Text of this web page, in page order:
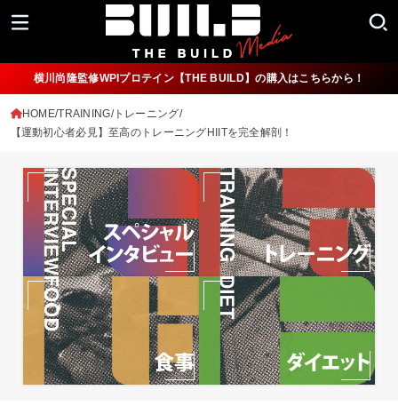
横川尚隆監修WPIプロテイン【THE BUILD】の購入はこちらから！
HOME TRAINING/トレーニング
【運動初心者必見】至高のトレーニングHIITを完全解剖！